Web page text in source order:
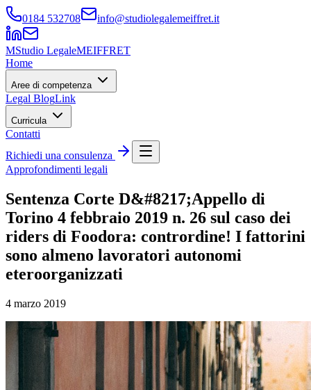
0184 532708 info@studiolegalemeiffret.it
MStudio LegaleMEIFFRET
Home
Aree di competenza
Legal BlogLink
Curricula
Contatti
Richiedi una consulenza
Approfondimenti legali
Sentenza Corte D&#8217;Appello di
Torino 4 febbraio 2019 n. 26 sul caso dei
riders di Foodora: contrordine! I fattorini
sono almeno lavoratori autonomi
eteroorganizzati
4 marzo 2019